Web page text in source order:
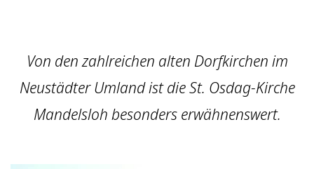
Von den zahlreichen alten Dorfkirchen im
Neustädter Umland ist die St. Osdag-Kirche
Mandelsloh besonders erwähnenswert.